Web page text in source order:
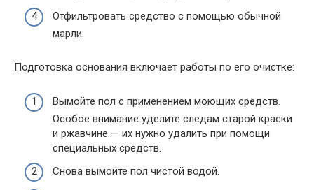
Отфильтровать средство с помощью обычной
марли.
Подготовка основания включает работы по его очистке:
Вымойте пол с применением моющих средств.
Особое внимание уделите следам старой краски
и ржавчине — их нужно удалить при помощи
специальных средств.
Снова вымойте пол чистой водой.